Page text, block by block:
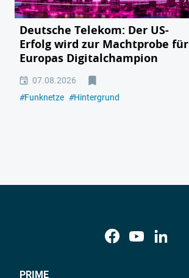
Deutsche Telekom: Der US-
Erfolg wird zur Machtprobe für
Europas Digitalchampion
07.08.2026
#Funknetze #Hintergrund
PRIME